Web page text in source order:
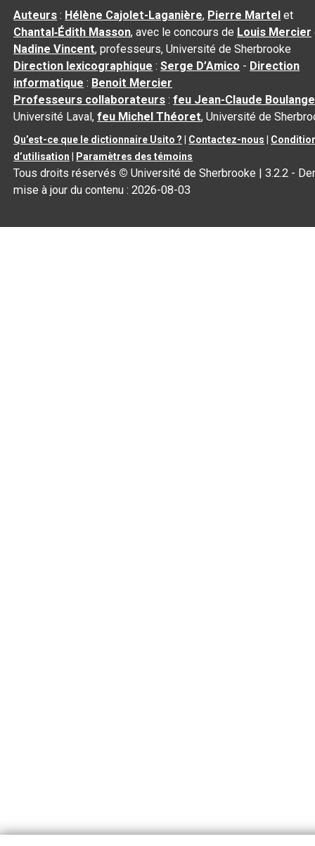
Auteurs : Hélène Cajolet-Laganière, Pierre Martel et
Chantal‑Édith Masson, avec le concours de Louis Mercier
Nadine Vincent, professeurs, Université de Sherbrooke
Direction lexicographique :Serge D’Amico - Direction
informatique : Benoit Mercier
Professeurs collaborateurs :feu Jean-Claude
Université Laval,feu Michel Théoret, Université de
Qu’est-ce que le dictionnaire Usito ? Contactez-nous
d’utilisation
Paramètres des témoins
Tous droits réservés © Université de Sherbrooke |3.2.2 -
mise à jour du contenu :2026-08-03